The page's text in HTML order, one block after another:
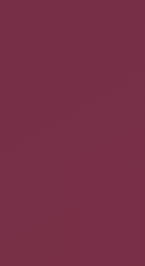
:
ci :
:
aussi donner